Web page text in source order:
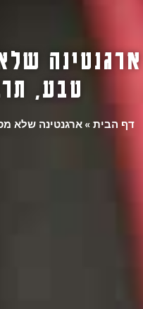
ארגנטינה
טבע,
דף הבית » ארגנטינה שלא